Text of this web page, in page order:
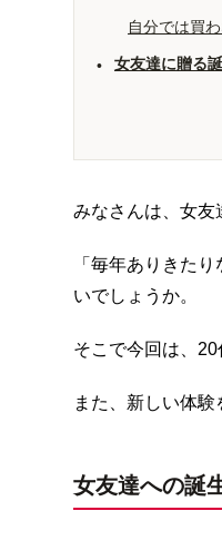
自分では買
• 女友達に贈る
みなさんは、女友
「毎年ありきた
いでしょうか。
そこで今回は、
また、新しい体
女友達への誕